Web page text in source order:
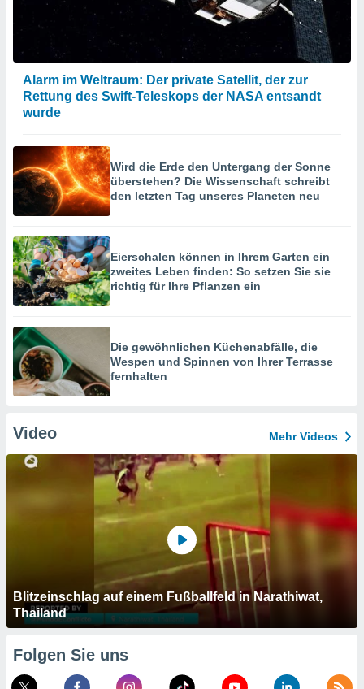
Alarm im Weltraum: Der private Satellit, der zur
Rettung des Swift-Teleskops der NASA entsandt
wurde
Wird die Erde den Untergang der Sonne
überstehen? Die Wissenschaft schreibt
den letzten Tag unseres Planeten neu
Eierschalen können in Ihrem Garten ein
zweites Leben finden: So setzen Sie sie
richtig für Ihre Pflanzen ein
Die gewöhnlichen Küchenabfälle, die
Wespen und Spinnen von Ihrer Terrasse
fernhalten
Video Mehr Videos
Blitzeinschlag auf einem Fußballfeld in Narathiwat,
Thailand
Folgen Sie uns